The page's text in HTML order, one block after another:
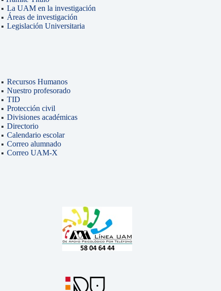
La UAM en la investigación
Áreas de investigación
Legislación Universitaria
Recursos Humanos
Nuestro profesorado
TID
Protección civil
Divisiones académicas
Directorio
Calendario escolar
Correo alumnado
Correo UAM-X